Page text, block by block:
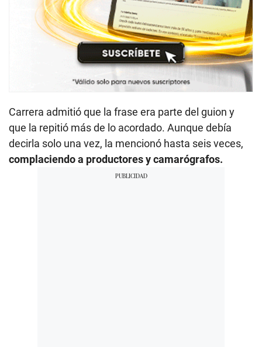
Carrera admitió que la frase era parte del guion y
que la repitió más de lo acordado. Aunque debía
decirla solo una vez, la mencionó hasta seis veces,
complaciendo a productores y camarógrafos.